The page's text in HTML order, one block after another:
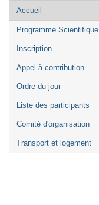
Menu
de
l'événement
Accueil
Programme Scientifique
Inscription
Appel à contribution
Ordre du jour
Liste des participants
Comité d'organisation
Transport et logement